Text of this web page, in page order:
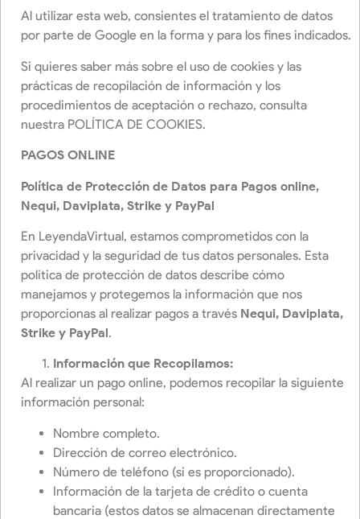
Al utilizar esta web, consientes el tratamiento de datos
por parte de Google en la forma y para los fines indicados.
Si quieres saber más sobre el uso de cookies y las
prácticas de recopilación de información y los
procedimientos de aceptación o rechazo, consulta
nuestra POLÍTICA DE COOKIES.
PAGOS ONLINE
Política de Protección de Datos para Pagos online,
Nequi, Daviplata, Strike y PayPal
En LeyendaVirtual, estamos comprometidos con la
privacidad y la seguridad de tus datos personales. Esta
política de protección de datos describe cómo
manejamos y protegemos la información que nos
proporcionas al realizar pagos a través Nequi, Daviplata,
Strike y PayPal.
Información que Recopilamos:
Al realizar un pago online, podemos recopilar la siguiente
información personal:
Nombre completo.
Dirección de correo electrónico.
Número de teléfono (si es proporcionado).
Información de la tarjeta de crédito o cuenta
bancaria (estos datos se almacenan directamente